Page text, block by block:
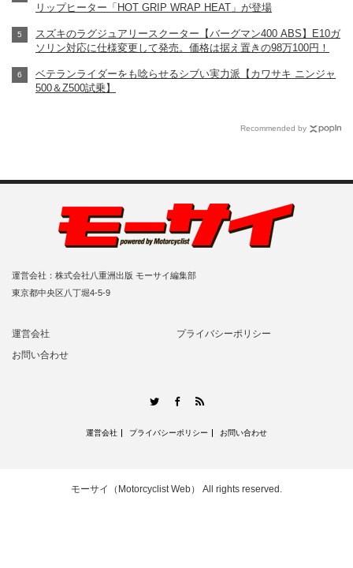
リップヒーター「HOT GRIP WRAP HEAT」が登場
スズキのラグジュアリースクーター【バーグマン400 ABS】E10ガ
ソリン対応に仕様変更して発売。価格は据え置きの98万100円！
ベテランライダーをも唸らせるシブい実力派【カワサキ ニンジャ
500＆Z500試乗】
Recommended by
運営会社：株式会社八重洲出版 モーサイ編集部
東京都中央区八丁堀4-5-9
運営会社
プライバシーポリシー
お問い合わせ
TwitterFacebook
運営会社 プライバシーポリシー お問い合わせ
モーサイ（Motorcyclist Web） All rights reserved.